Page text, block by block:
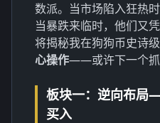
数派。当市场陷入狂热
当暴跌来临时，他们又
将揭秘我在狗狗币史诗
心操作——或许下一个抓
板块一：逆向布局
买入